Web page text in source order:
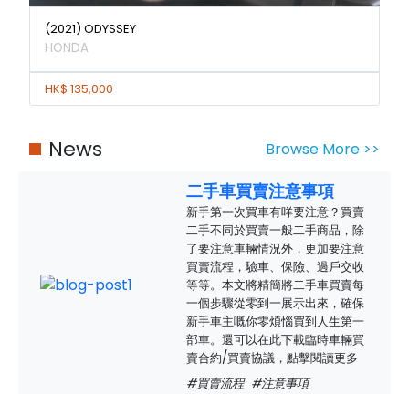
(2021) ODYSSEY
HONDA
HK$ 135,000
News Browse More >>
二手車買賣注意事項
新手第一次買車有咩要注意？買賣
二手不同於買賣一般二手商品，除
了要注意車輛情況外，更加要注意
買賣流程，驗車、保險、過戶交收
等等。本文將精簡將二手車買賣每
一個步驟從零到一展示出來，確保
新手車主嘅你零煩惱買到人生第一
部車。還可以在此下載臨時車輛買
賣合約/買賣協議，點擊閱讀更多
#買賣流程 #注意事項